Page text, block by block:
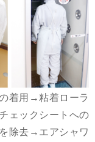
着用→粘着ローラ
ェックシートへの
除去→エアシャワ